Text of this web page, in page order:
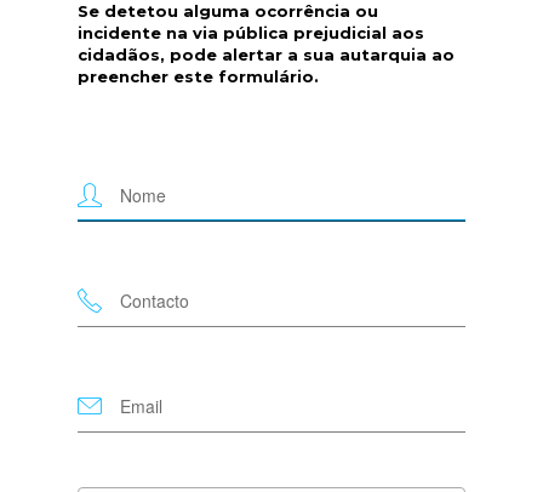
Se detetou alguma ocorrência ou
incidente na via pública prejudicial aos
cidadãos, pode alertar a sua autarquia ao
preencher este formulário.